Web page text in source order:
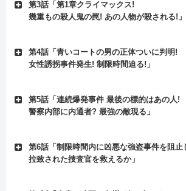
第3話「第1章クライマックス!
幾重もの殺人鬼の罠! あの人物が殺される!」
第4話「青いコートの男の正体ついに判明!
女性誘拐事件発生! 制限時間迫る!」
第5話「連続爆発事件 最後の標的はあの人!
警察内部に内通者? 最強の敵現る」
第6話「制限時間内に凶悪な強盗事件を阻止
拉致された捜査官を救えるか」